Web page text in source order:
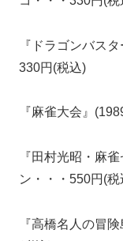
『ドラゴンバス
330円(税込)
『麻雀大会』
『田村光昭・麻
ン・・・550円(税
『高橋名人の冒